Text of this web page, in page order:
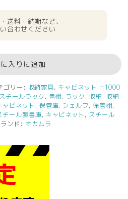
送料・納期など、
合わせください
入りに追加
ゴリー: 収納家具, キャビネット H1000
スチールラック , 書棚, ラック ,収納,収納
ャビネット, 保管庫, シェルフ,保管棚,
チール製書庫, キャビネット, スチール
ンド: オカムラ